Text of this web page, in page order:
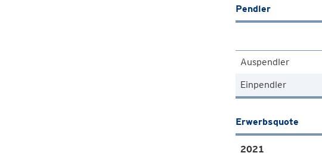
Pendler
Auspendler
Einpendler
Erwerbsquote
2021